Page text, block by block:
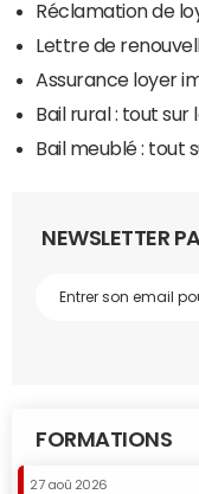
Réclamation de
Lettre de
Assurance loyer
Bail rural : tout
Bail meublé : tout
NEWSLETTER
FORMATIONS
27 aoû 2026